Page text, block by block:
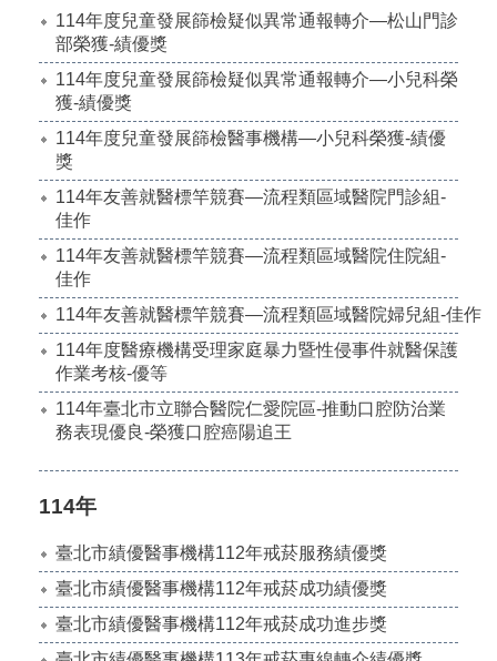
114年度兒童發展篩檢疑似異常通報轉介—松山門診
部榮獲-績優獎
114年度兒童發展篩檢疑似異常通報轉介—小兒科榮
獲-績優獎
114年度兒童發展篩檢醫事機構—小兒科榮獲-績優
獎
114年友善就醫標竿競賽—流程類區域醫院門診組-
佳作
114年友善就醫標竿競賽—流程類區域醫院住院組-
佳作
114年友善就醫標竿競賽—流程類區域醫院婦兒組-佳作
114年度醫療機構受理家庭暴力暨性侵事件就醫保護
作業考核-優等
114年臺北市立聯合醫院仁愛院區-推動口腔防治業
務表現優良-榮獲口腔癌陽追王
114年
臺北市績優醫事機構112年戒菸服務績優獎
臺北市績優醫事機構112年戒菸成功績優獎
臺北市績優醫事機構112年戒菸成功進步獎